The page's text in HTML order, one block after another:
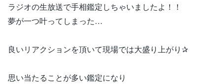
ラジオの生放送で手相鑑定しちゃいましたよ！！
夢が一つ叶ってしまった…
良いリアクションを頂いて現場では大盛り上がり✰
思い当たることが多い鑑定になり